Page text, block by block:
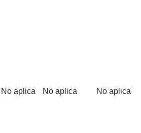
No aplica No aplica No aplica